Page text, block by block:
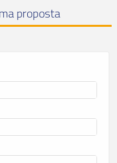
proposta